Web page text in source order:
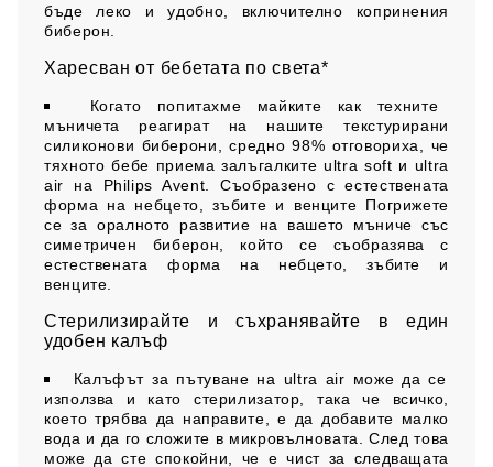
бъде леко и удобно, включително копринения
биберон.
Харесван от бебетата по света*
Когато попитахме майките как техните
мъничета реагират на нашите текстурирани
силиконови биберони, средно 98% отговориха, че
тяхното бебе приема залъгалките ultra soft и ultra
air на Philips Avent. Съобразено с естествената
форма на небцето, зъбите и венците Погрижете
се за оралното развитие на вашето мъниче със
симетричен биберон, който се съобразява с
естествената форма на небцето, зъбите и
венците.
Стерилизирайте и съхранявайте в един
удобен калъф
Калъфът за пътуване на ultra air може да се
използва и като стерилизатор, така че всичко,
което трябва да направите, е да добавите малко
вода и да го сложите в микровълновата. След това
може да сте спокойни, че е чист за следващата